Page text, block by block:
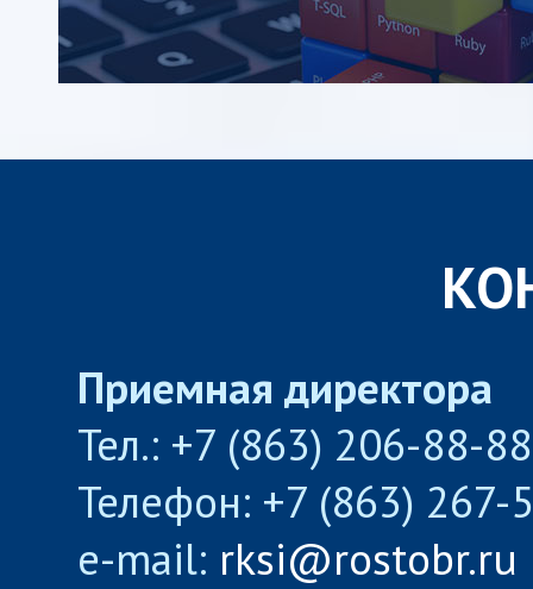
Приемная директора
Тел.: +7 (863) 206-88-
Телефон: +7 (863) 267-
e-mail: rksi@rostobr.ru